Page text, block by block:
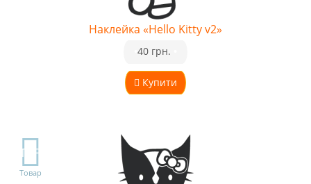
Наклейка «Hello Kitty v2»
Купити
40 грн.
TOP
Товар